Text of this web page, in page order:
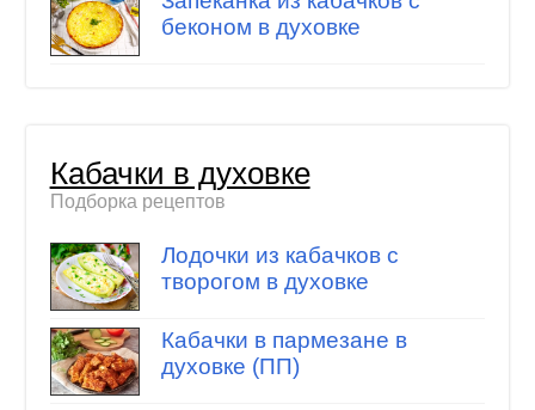
беконом в духовке
Кабачки в духовке
Подборка рецептов
Лодочки из кабачков с
творогом в духовке
Кабачки в пармезане в
духовке (ПП)